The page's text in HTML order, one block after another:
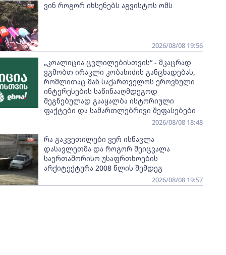
ვინ როგორ იხსენებს აგვისტოს ომს
2026/08/08 19:56
„კოალიცია ცვლილებისთვის“ - მკაცრად
ვგმობთ ირაკლი კობახიძის განცხადებას,
რომლითაც მან საქართველოს ეროვნული
ინტერესების საწინააღმდეგოდ
შეგნებულად გააყალბა ისტორიული
ფაქტები და სამართლებრივი შეფასებები
2026/08/08 18:48
რა გაკვეთილები ვერ ისწავლა
დასავლეთმა და როგორ შეიცვალა
საერთაშორისო უსაფრთხოების
არქიტექტურა 2008 წლის შემდეგ
2026/08/08 19:57